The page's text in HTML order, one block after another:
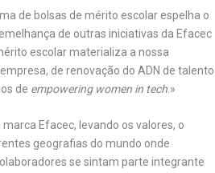
de bolsas de mérito escolar espelha o
de outras iniciativas da Efacec
escolar materializa a nossa
de renovação do ADN de talento
de empowering women in tech .»
Efacec, levando os valores, o
geografias do mundo onde
se sintam parte integrante